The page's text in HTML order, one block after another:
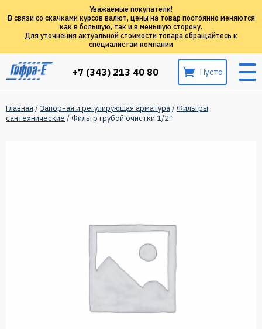
Уважаемые покупатели!
В связи со скачками курсов валют, цены на товар постоянно меняются
как в большую, так и в меньшую сторону.
Для уточнения актуальной стоимости товара обращайтесь к
специалистам компании
+7 (343) 213 40 80 Пусто
Главная /Запорная и регулирующая арматура/ Фильтры
сантехнические / Фильтр грубой очистки 1/2″